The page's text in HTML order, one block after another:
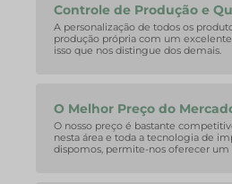
Controle de Produção e
A personalização de todos os
produção própria com um
isso que nos distingue dos demais.
O Melhor Preço do
O nosso preço é bastante
nesta área e toda a tecnologia de
dispomos, permite-nos oferecer um